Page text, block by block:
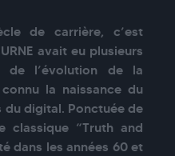
de carrière, c’est
avait eu plusieurs
de l’évolution de la
la naissance du
du digital. Ponctuée de
classique “Truth and
dans les années 60 et